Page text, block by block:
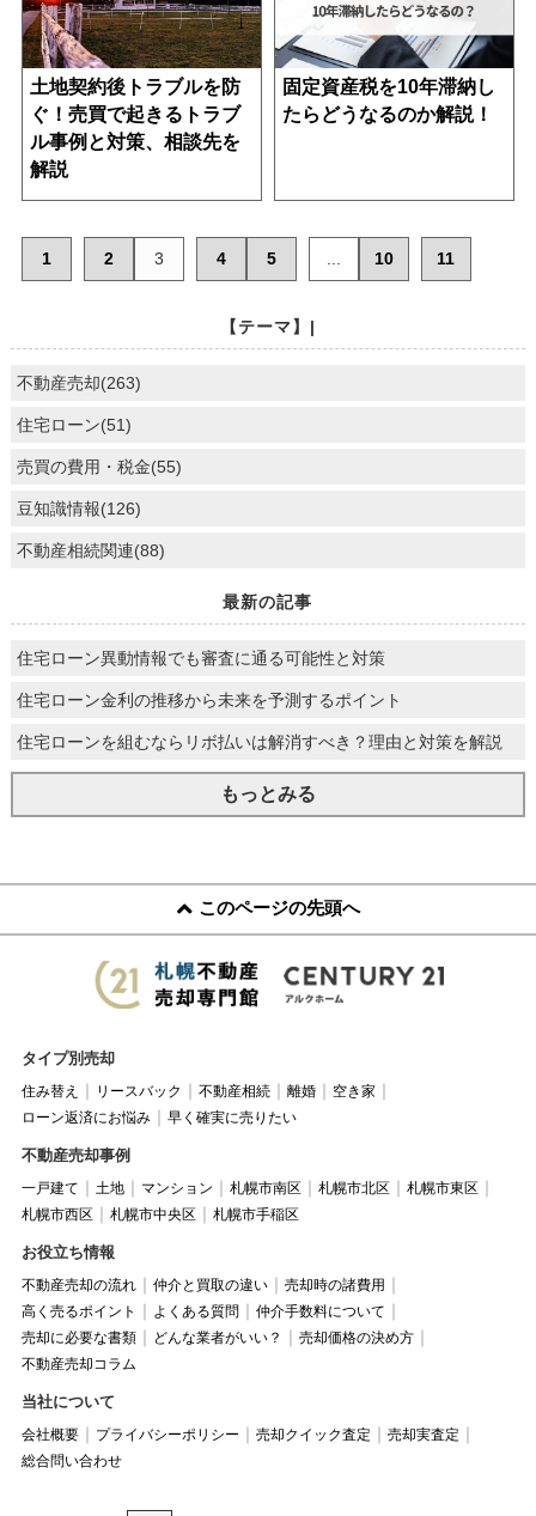
土地契約後トラブルを防
ぐ！売買で起きるトラブ
ル事例と対策、相談先を
解説
固定資産税を10年滞納し
たらどうなるのか解説！
1 2 3 4 5 10 11
【テーマ】|
不動産売却(263)
住宅ローン(51)
売買の費用・税金(55)
豆知識情報(126)
不動産相続関連(88)
最新の記事
住宅ローン異動情報でも審査に通る可能性と対策
住宅ローン金利の推移から未来を予測するポイント
住宅ローンを組むならリボ払いは解消すべき？理由と対策を解説
もっとみる
このページの先頭へ
タイプ別売却
住み替え リースバック 不動産相続 離婚
空き家
ローン返済にお悩み
早く確実に売りたい
不動産売却事例
一戸建て 土地 マンション 札幌市南区 札幌市北区
札幌市東区
札幌市西区
札幌市中央区 札幌市手稲区
お役立ち情報
不動産売却の流れ 仲介と買取の違い
売却時の諸費用
高く売るポイント
よくある質問
仲介手数料について
売却に必要な書類
どんな業者がいい？
売却価格の決め方
不動産売却コラム
当社について
会社概要 プライバシーポリシー 売却クイック査定
売却実査定
総合問い合わせ